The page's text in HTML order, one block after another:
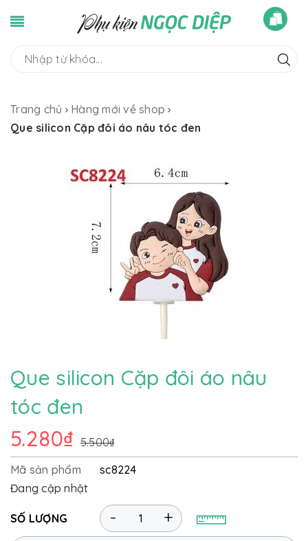
Trang chủ
Hàng mới về shop
Que silicon Cặp đôi áo nâu tóc đen
Que silicon Cặp đôi áo nâu
tóc đen
5.280₫ 5.500₫
Mã sản phẩm
sc8224
Đang cập nhật
SỐ LƯỢNG +
-